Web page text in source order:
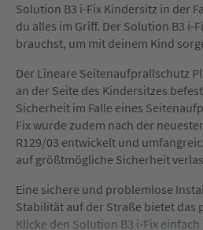
Solution B3 i-Fix Kindersitz in der
du alles im Griff. Der Solution B3 i-
brauchst, um mit deinem Kind
Der Lineare Seitenaufprallschutz
an der Seite des Kindersitzes
Sicherheit im Falle eines
Fix wurde zudem nach der
R129/03 entwickelt und
auf größtmögliche Sicherheit
Eine sichere und problemlose
Stabilität auf der Straße bietet das
Klicke den Solution B3 i-Fix